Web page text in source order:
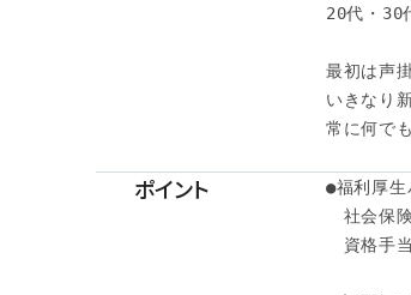
20代・30
最初は声
いきなり
常に何で
ポイント
●福利厚生
社会保
資格手